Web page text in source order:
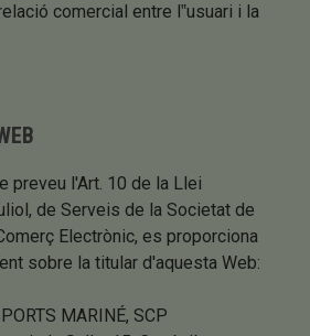
comercial entre l‟usuari i la
preveu l'Art. 10 de la Llei
de Serveis de la Societat de
Electrònic, es proporciona
sobre la titular d'aquesta Web:
MARINÉ, SCP